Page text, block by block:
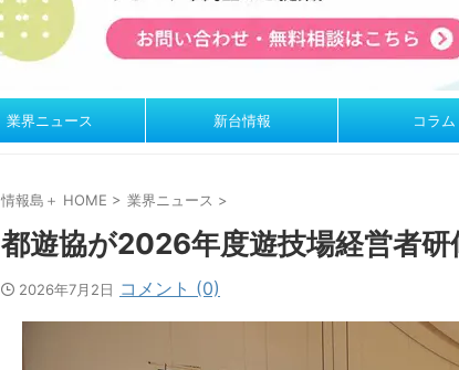
業界ニュース 新台情報 コラム
情報島＋ HOME > 業界ニュース >
都遊協が2026年度遊技場経営者研
2026年7月2日 コメント (0)